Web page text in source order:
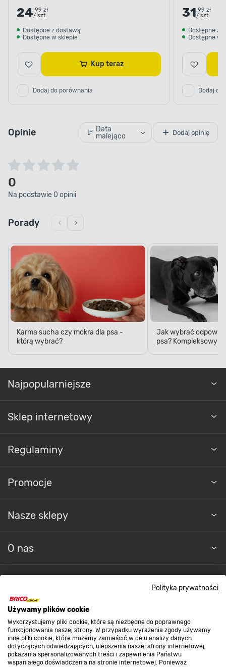
Polityka prywatności
Używamy plików cookie
Wykorzystujemy pliki cookie, które są niezbędne do poprawnego
funkcjonowania naszej strony. W przypadku wyrażenia zgody używamy
inne pliki cookie, które możemy zamieścić w celu analizy danych
dotyczących odwiedzających, ulepszenia naszej strony internetowej,
pokazania spersonalizowanych treści i zapewnienia Państwu
wspaniałego doświadczenia na stronie internetowej. Ponieważ
24.99 zł
/ szt.
Dostępne z dostawą
Dostępne w sklepie
Kup teraz
Dodaj do porównania
31.99 zł
/ szt.
Dostępne z
Dostępne w
Dodaj do
Opinie
Data
malejąco
Dodaj opinię
0
Na podstawie 0 opinii
Porady
Karma sucha czy mokra dla psa -
którą wybrać?
Jak wybrać
psa? Kompleksowy
Najpopularniejsze
Sklep internetowy
Regulaminy
Promocje
Nasze sklepy
O nas
Strefa biznesu
Dołącz do nas